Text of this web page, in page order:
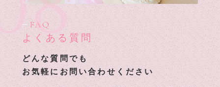
FAQ
よくある質問
どんな質問でも
お気軽にお問い合わせください